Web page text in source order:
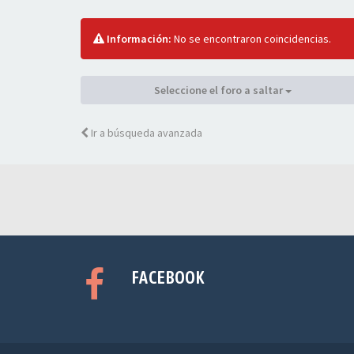
Información: No se encontraron coincidencias.
Seleccione el foro a saltar
Ir a búsqueda avanzada
FACEBOOK